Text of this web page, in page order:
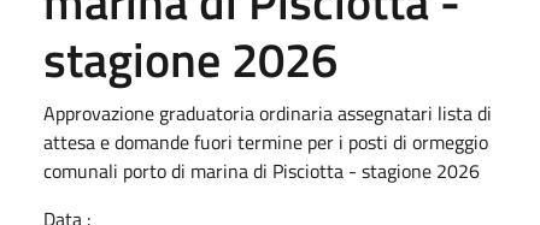
stagione 2026
Approvazione graduatoria ordinaria assegnatari lista di
attesa e domande fuori termine per i posti di ormeggio
comunali porto di marina di Pisciotta - stagione 2026
Data :